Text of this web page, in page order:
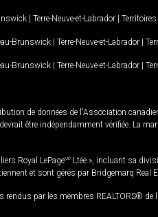
| Terre-Neuve-et-Labrador |
Brunswick | Terre-Neuve-et-Labrador |
Brunswick | Terre-Neuve-et-Labrador |
de données de l'Association
être indépendamment vérifiée. La
Royal LePageMD Ltée », incluant sa
et sont gérés par Bridgemarq Real
par les membres REALTORS®